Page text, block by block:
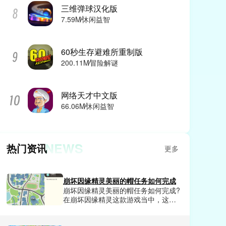
三维弹球汉化版
7.59M休闲益智
60秒生存避难所重制版
200.11M冒险解谜
网络天才中文版
66.06M休闲益智
热门资讯NEWS 更多
崩坏因缘精灵美丽的帽任务如何完成
崩坏因缘精灵美丽的帽任务如何完成?
在崩坏因缘精灵这款游戏当中，这款